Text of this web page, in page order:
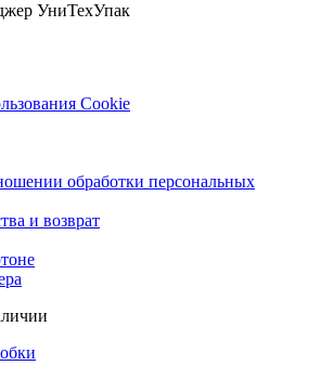
Cookie
обработки персональных
и возврат